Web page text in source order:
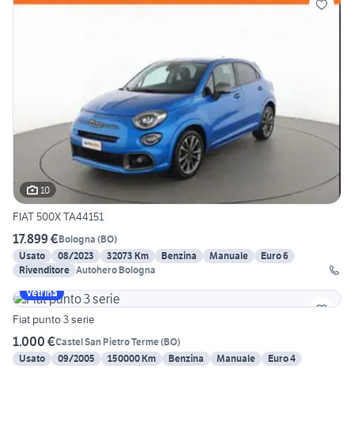
10
FIAT 500X TA44151
17.899 €Bologna (BO)
Usato
08/2023 32073 Km Benzina Manuale
Euro 6
Rivenditore Autohero Bologna
Vetrina
Fiat punto 3 serie
1.000 €Castel San Pietro Terme(BO)
Usato
09/2005 150000 Km Benzina Manuale Euro 4